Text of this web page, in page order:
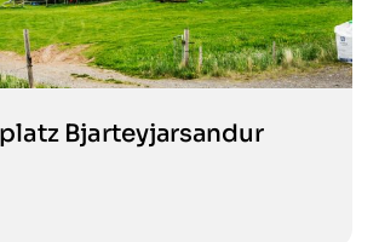
Bjarteyjarsandur